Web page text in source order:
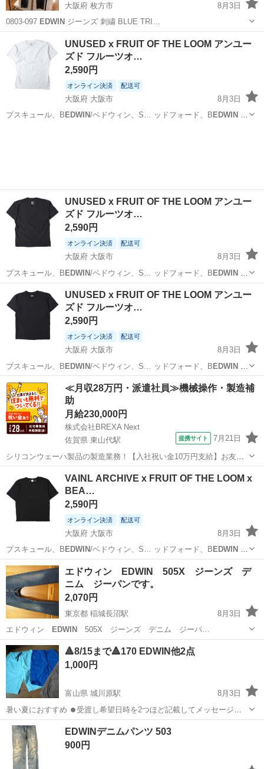
大阪府 枚方市
8月3日
0803-097 EDWIN ジーンズ 刺繍 BLUE TRI…
UNUSED x FRUIT OF THE LOOM アンユー
ズド フルーツオ…
2,590円
オンライン決済 配送可
大阪府 大阪市
8月3日
プスキュール、B EDWIN/ベドウィン、S… ッドフォード、B EDWIN &
UNUSED x FRUIT OF THE LOOM アンユー
ズド フルーツオ…
2,590円
オンライン決済 配送可
大阪府 大阪市
8月3日
プスキュール、B EDWIN/ベドウィン、S… ッドフォード、B EDWIN &
THE H…
大阪
UNUSED x FRUIT OF THE LOOM アンユー
ズド フルーツオ…
2,590円
オンライン決済 配送可
大阪府 大阪市
8月3日
プスキュール、B EDWIN/ベドウィン、S… ッドフォード、B EDWIN
THE H…
大阪 大阪市 Tシャツ ブリストル
≪月収28万円・派遣社員≫機械操作・製造補
助
月給230,000円
株式会社BREXA Next
佐賀県 東山代駅
提携サイト 7月21日
シリコンウェーハ製品の製造業務！【入社祝い金10万円支給】お友達
やカップルとの応募OK◎年間休日129日＆休出なしでプライベート充
実♪業務はクリーンルームで快適作業◎自社正社員登用制度あり★1食
300円～の格安食堂あり！《佐...
VAINL ARCHIVE x FRUIT OF THE LOOM x
BEA…
2,590円
オンライン決済 配送可
大阪府 大阪市
8月3日
プスキュール、B EDWIN/ベドウィン、S… ッドフォード、B EDWIN &
THE H…
大阪 大阪市 Tシャツ
エドウィン EDWIN 505X ジーンズ デ
ニム ジーパンです。
2,070円
東京都 稲城長沼駅
8月3日
エドウィン
EDWIN 505X ジーンズ デニム ジーパ…
東京 稲城市 稲城長沼駅 ジーンズ/デニム
🔺8/15まで🔺170 EDWIN他2点
1,000円
富山県 城川原駅
8月3日
暑い夏におすすめ ⏺️受渡し希望日時を2つほど記載してメッセージ下
さい。取り置きの末、ドタキャン・音信不通が続いたたため、1週間
~10日以内での取引を希望しています。
富山 城川原駅 パンツ
EDWINデニムパンツ 503
900円